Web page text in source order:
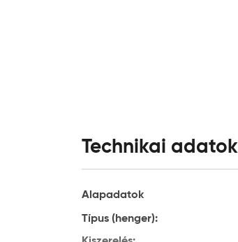
Technikai adatok
Alapadatok
Típus (henger):